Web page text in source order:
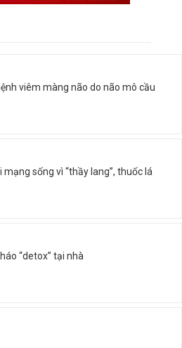
viêm màng não do não mô cầu
sống vì “thầy lang”, thuốc lá
“detox” tại nhà